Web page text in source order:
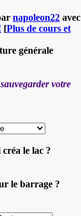
napoleon22 avec
[Plus de cours et
générale
votre
le lac ?
le barrage ?